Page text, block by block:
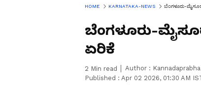
HOME KARNATAKA-NEWS ಬೆಂಗಳೂರು-
ಬೆಂಗಳೂರು-
ಏರಿಕೆ
2 Min read Author :
Published : Apr 02 2026, 01:30 AM